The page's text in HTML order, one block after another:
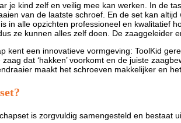
je kind zelf en veilig mee kan werken. In de
van de laatste schroef. En de set kan
in alle opzichten professioneel en kwalitatief
ze kunnen alles zelf doen. De zaaggeleider
kent een innovatieve vormgeving: ToolKid
dat ‘hakken’ voorkomt en de juiste
maakt het schroeven makkelijker en
is zorgvuldig samengesteld en bestaat